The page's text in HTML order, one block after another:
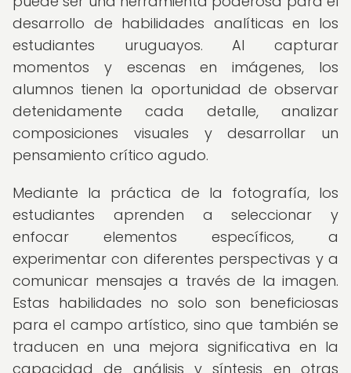
desarrollo de habilidades analíticas en los
estudiantes uruguayos. Al capturar
momentos y escenas en imágenes, los
alumnos tienen la oportunidad de observar
detenidamente cada detalle, analizar
composiciones visuales y desarrollar un
pensamiento crítico agudo.
Mediante la práctica de la fotografía, los
estudiantes aprenden a seleccionar y
enfocar elementos específicos, a
experimentar con diferentes perspectivas y a
comunicar mensajes a través de la imagen.
Estas habilidades no solo son beneficiosas
para el campo artístico, sino que también se
traducen en una mejora significativa en la
capacidad de análisis y síntesis en otras